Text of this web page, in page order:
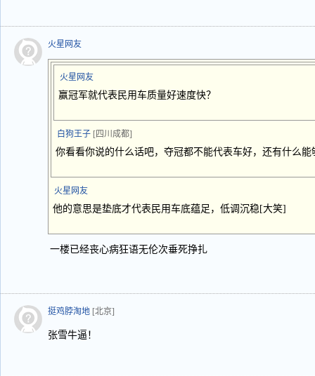
火星网友
火星网友
赢冠军就代表民用车质量好速度快？
白狗王子 [四川成都]
你看看你说的什么话吧，夺冠都不能代表车好，还有什么能
火星网友
他的意思是垫底才代表民用车底蕴足，低调沉稳[大笑]
一楼已经丧心病狂语无伦次垂死挣扎
挺鸡脖淘地 [北京]
张雪牛逼！